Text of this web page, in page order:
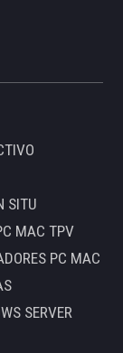
SITU
MAC TPV
PC MAC
SERVER